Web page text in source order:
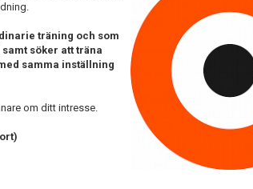
träning och som
söker att träna
samma inställning
om ditt intresse.